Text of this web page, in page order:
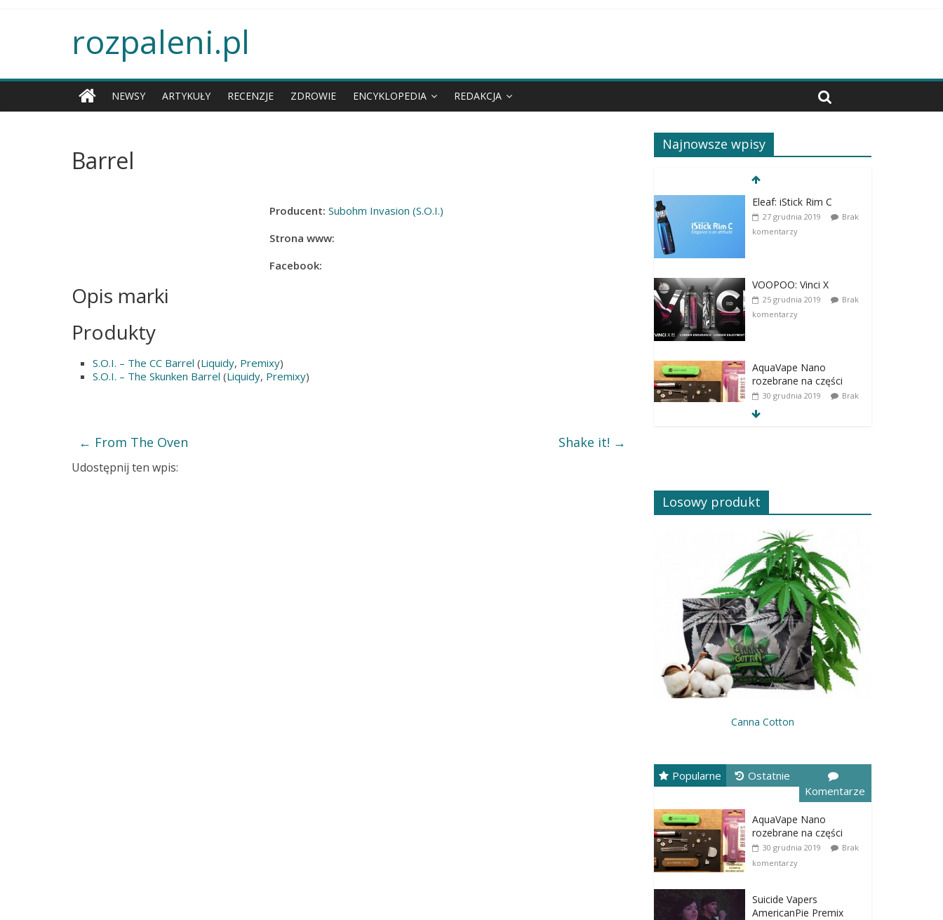
rozpaleni.pl
NEWSY ARTYKUŁY RECENZJE ZDROWIE ENCYKLOPEDIA REDAKCJA
Barrel
Producent: Subohm Invasion (S.O.I.)
Strona www:
Facebook:
Opis marki
Produkty
S.O.I. – The CC Barrel (Liquidy, Premixy)
S.O.I. – The Skunken Barrel (Liquidy, Premixy)
← From The Oven Shake it! →
Udostępnij ten wpis:
Najnowsze wpisy
Eleaf: iStick Rim C
27 grudnia 2019
Brak
komentarzy
VOOPOO: Vinci X
25 grudnia 2019
Brak
komentarzy
AquaVape Nano
rozebrane na części
30 grudnia 2019
Brak
komentarzy
Losowy produkt
Canna Cotton
Popularne
Ostatnie
Komentarze
AquaVape Nano
rozebrane na części
30 grudnia 2019
Brak
komentarzy
Suicide Vapers
AmericanPie Premix